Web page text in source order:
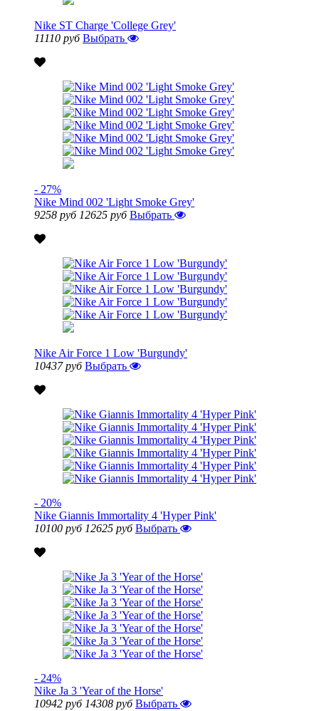
Nike ST Charge 'College Grey'
11110 руб Выбрать
- 27%
Nike Mind 002 'Light Smoke Grey'
9258 руб 12625 руб Выбрать
Nike Air Force 1 Low 'Burgundy'
10437 руб Выбрать
- 20%
Nike Giannis Immortality 4 'Hyper Pink'
10100 руб 12625 руб Выбрать
- 24%
Nike Ja 3 'Year of the Horse'
10942 руб 14308 руб Выбрать